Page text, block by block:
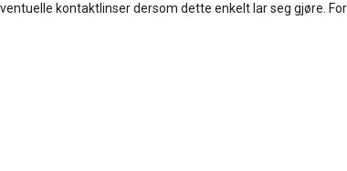
kontaktlinser dersom dette enkelt lar seg gjøre.